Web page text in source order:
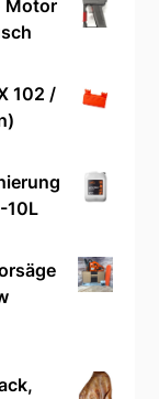
Motor
102 /
10L